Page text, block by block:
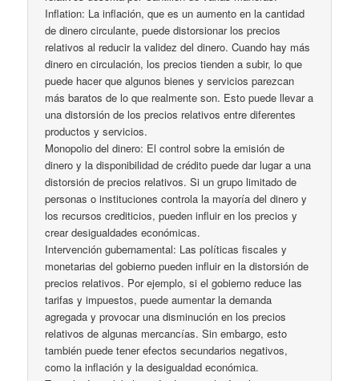
Inflation: La inflación, que es un aumento en la cantidad
de dinero circulante, puede distorsionar los precios
relativos al reducir la validez del dinero. Cuando hay más
dinero en circulación, los precios tienden a subir, lo que
puede hacer que algunos bienes y servicios parezcan
más baratos de lo que realmente son. Esto puede llevar a
una distorsión de los precios relativos entre diferentes
productos y servicios.
Monopolio del dinero: El control sobre la emisión de
dinero y la disponibilidad de crédito puede dar lugar a una
distorsión de precios relativos. Si un grupo limitado de
personas o instituciones controla la mayoría del dinero y
los recursos crediticios, pueden influir en los precios y
crear desigualdades económicas.
Intervención gubernamental: Las políticas fiscales y
monetarias del gobierno pueden influir en la distorsión de
precios relativos. Por ejemplo, si el gobierno reduce las
tarifas y impuestos, puede aumentar la demanda
agregada y provocar una disminución en los precios
relativos de algunas mercancías. Sin embargo, esto
también puede tener efectos secundarios negativos,
como la inflación y la desigualdad económica.